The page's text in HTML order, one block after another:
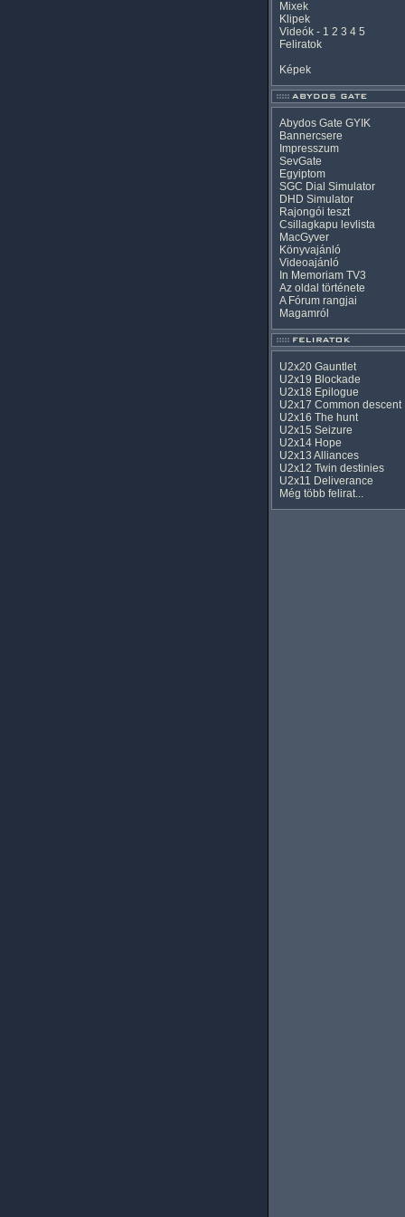
Mixek
Klipek
Videók - 1 2 3 4 5
Feliratok
Képek
Abydos Gate GYIK
Bannercsere
Impresszum
SevGate
Egyiptom
SGC Dial Simulator
DHD Simulator
Rajongói teszt
Csillagkapu levlista
MacGyver
Könyvajánló
Videoajánló
In Memoriam TV3
Az oldal története
A Fórum rangjai
Magamról
U2x20 Gauntlet
U2x19 Blockade
U2x18 Epilogue
U2x17 Common descent
U2x16 The hunt
U2x15 Seizure
U2x14 Hope
U2x13 Alliances
U2x12 Twin destinies
U2x11 Deliverance
Még több felirat...